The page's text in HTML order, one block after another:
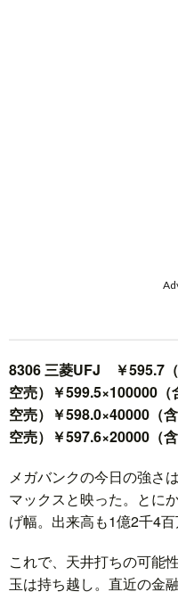
8306 三菱UFJ ￥595.7
空売）￥599.5×100000（
空売）￥598.0×40000（
空売）￥597.6×20000（
メガバンクの今日の強さ
マックスと映った。とに
げ幅。出来高も1億2千4百
これで、天井打ちの可能
玉は持ち越し。直近の金